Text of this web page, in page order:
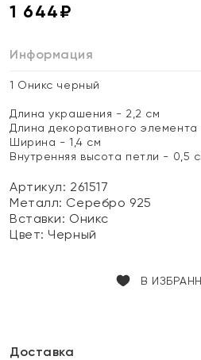
1 644₽
Информация
1 Оникс черный
Длина украшения - 2,2 см
Длина декоративного элемента
Ширина - 1,4 см
Внутренняя высота петли - 0,5
Артикул: 261517
Металл: Серебро 925
Вставки: Оникс
Цвет:Черный
В
Доставка